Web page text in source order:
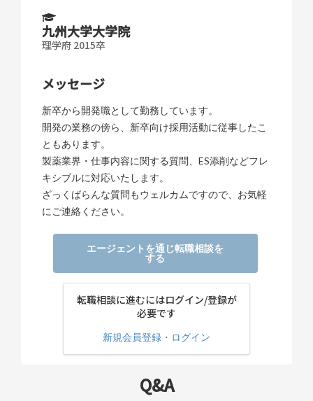
九州大学大学院
理学府 2015卒
メッセージ
新卒から開発職として勤務しています。
開発の業務の傍ら、新卒向け採用活動に従事したこ
ともあります。
製薬業界・仕事内容に関する質問、ES添削などフレ
キシブルに対応いたします。
ざっくばらんな質問もウェルカムですので、お気軽
にご連絡ください。
エージェントを通じ転職相談を
する
転職相談に進むにはログイン/登録が
必要です
新規会員登録・ログイン
Q&A